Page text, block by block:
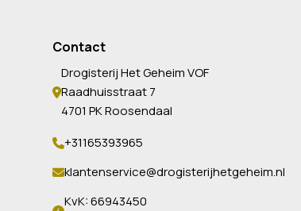
Contact
Drogisterij Het Geheim VOF
Raadhuisstraat 7
4701 PK Roosendaal
+31165393965
klantenservice@drogisterijhetgeheim.nl
KvK: 66943450